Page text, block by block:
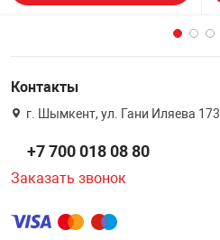
Контакты
г. Шымкент, ул. Гани Иляева 173
+7 700 018 08 80
Заказать звонок